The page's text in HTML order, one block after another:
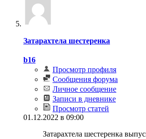
Затарахтела шестеренка
b16
Просмотр профиля
Сообщения форума
Личное сообщение
Записи в дневнике
Просмотр статей
01.12.2022 в 09:00
Затарахтела шестеренка